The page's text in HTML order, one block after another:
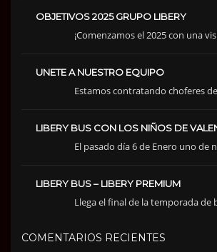
OBJETIVOS 2025 GRUPO LIBERY
¡Comenzamos el 2025 con una
UNETE A NUESTRO EQUIPO
Estamos contratando choferes
LIBERY BUS CON LOS NIÑOS DE
El pasado día 6 de Enero uno de
LIBERY BUS – LIBERY PREMIUM
Llega el final de la temporada de
COMENTARIOS RECIENTES